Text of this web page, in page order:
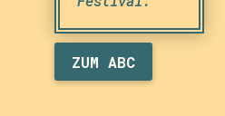
ZUM ABC